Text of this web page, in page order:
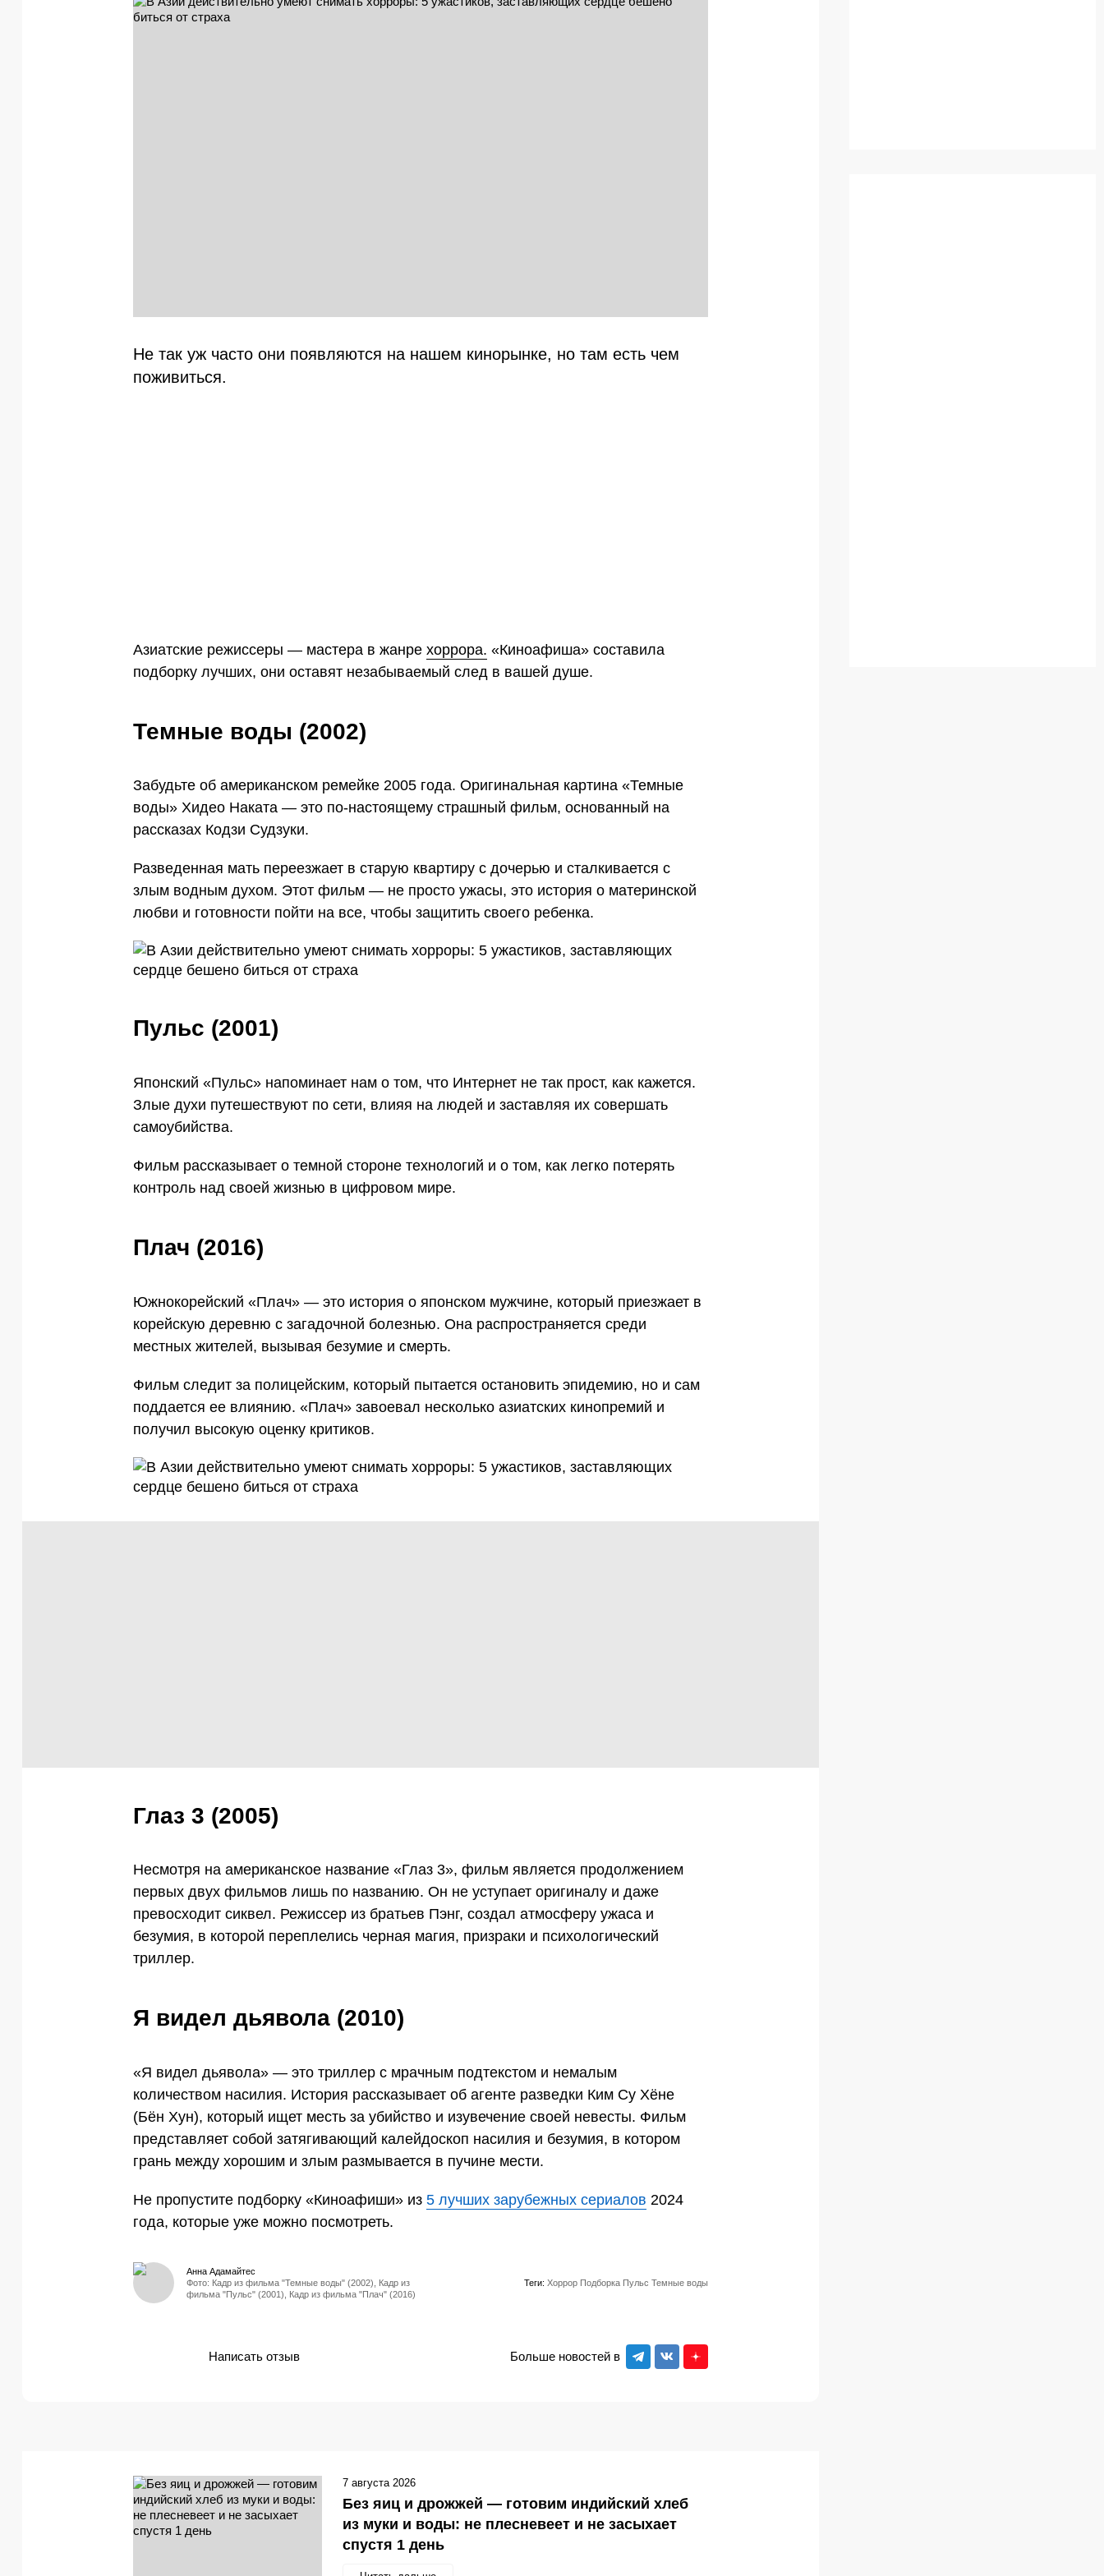
Не так уж часто они появляются на нашем кинорынке, но там есть чем
поживиться.
Азиатские режиссеры — мастера в жанре хоррора. «Киноафиша» составила
подборку лучших, они оставят незабываемый след в вашей душе.
Темные воды (2002)
Забудьте об американском ремейке 2005 года. Оригинальная картина «Темные
воды» Хидео Наката — это по-настоящему страшный фильм, основанный на
рассказах Кодзи Судзуки.
Разведенная мать переезжает в старую квартиру с дочерью и сталкивается с
злым водным духом. Этот фильм — не просто ужасы, это история о материнской
любви и готовности пойти на все, чтобы защитить своего ребенка.
Пульс (2001)
Японский «Пульс» напоминает нам о том, что Интернет не так прост, как кажется.
Злые духи путешествуют по сети, влияя на людей и заставляя их совершать
самоубийства.
Фильм рассказывает о темной стороне технологий и о том, как легко потерять
контроль над своей жизнью в цифровом мире.
Плач (2016)
Южнокорейский «Плач» — это история о японском мужчине, который приезжает в
корейскую деревню с загадочной болезнью. Она распространяется среди
местных жителей, вызывая безумие и смерть.
Фильм следит за полицейским, который пытается остановить эпидемию, но и сам
поддается ее влиянию. «Плач» завоевал несколько азиатских кинопремий и
получил высокую оценку критиков.
Глаз 3 (2005)
Несмотря на американское название «Глаз 3», фильм является продолжением
первых двух фильмов лишь по названию. Он не уступает оригиналу и даже
превосходит сиквел. Режиссер из братьев Пэнг, создал атмосферу ужаса и
безумия, в которой переплелись черная магия, призраки и психологический
триллер.
Я видел дьявола (2010)
«Я видел дьявола» — это триллер с мрачным подтекстом и немалым
количеством насилия. История рассказывает об агенте разведки Ким Су Хёне
(Бён Хун), который ищет месть за убийство и изувечение своей невесты. Фильм
представляет собой затягивающий калейдоскоп насилия и безумия, в котором
грань между хорошим и злым размывается в пучине мести.
Не пропустите подборку «Киноафиши» из 5 лучших зарубежных сериалов 2024
года, которые уже можно посмотреть.
Фото: Кадр из фильма "Темные воды" (2002), Кадр из
фильма "Пульс" (2001), Кадр из фильма "Плач" (2016)
Анна Адамайтес
Теги: Хоррор Подборка Пульс Темные воды
Больше новостей в
Написать отзыв
Без яиц и дрожжей — готовим индийский хлеб
из муки и воды: не плесневеет и не засыхает
спустя 1 день
7 августа 2026